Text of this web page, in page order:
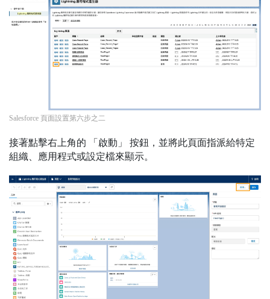
Salesforce 頁面設置第六步之二
接著點擊右上角的 「啟動」 按鈕，並將此頁面指派給特定
組織、應用程式或設定檔來顯示。